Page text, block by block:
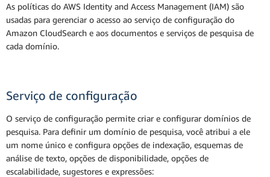
As políticas do AWS Identity and Access Management (IAM) são
usadas para gerenciar o acesso ao serviço de configuração do
Amazon CloudSearch e aos documentos e serviços de pesquisa de
cada domínio.
Serviço de configuração
O serviço de configuração permite criar e configurar domínios de
pesquisa. Para definir um domínio de pesquisa, você atribui a ele
um nome único e configura opções de indexação, esquemas de
análise de texto, opções de disponibilidade, opções de
escalabilidade, sugestores e expressões: